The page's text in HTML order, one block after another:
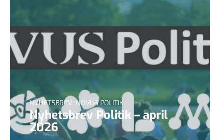
NYHETSBREV: NOVUS POLITIK
Nyhetsbrev Politik – april
2026